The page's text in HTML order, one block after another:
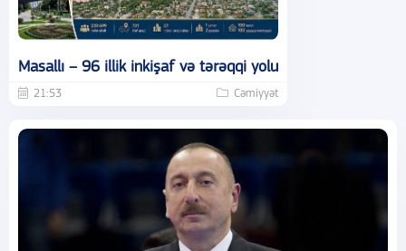
Masallı – 96 illik inkişaf və tərəqqi yolu
21:53 Cəmiyyət